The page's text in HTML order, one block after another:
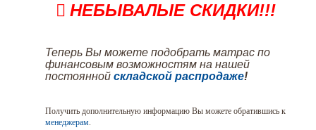
НЕБЫВАЛЫЕ СКИДКИ!!!
Теперь Вы можете подобрать матрас по
финансовым возможностям на нашей
постоянной складской распродаже!
Получить дополнительную информацию Вы можете обратившись к
менеджерам.